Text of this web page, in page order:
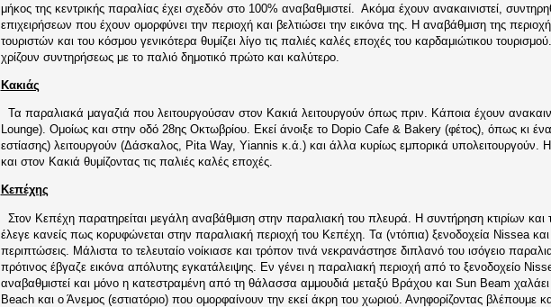
μήκος της κεντρικής παραλίας έχει σχεδόν στο 100% αναβαθμιστεί. Ακόμα έχουν ανακαινιστεί,
επιχειρήσεων που έχουν ομορφύνει την περιοχή και βελτιώσει την εικόνα της. Η αναβάθμιση της
τουριστών και του κόσμου γενικότερα θυμίζει λίγο τις παλιές καλές εποχές του καρδαμιώτικου
χρίζουν συντηρήσεως με το παλιό δημοτικό πρώτο και καλύτερο.
Κακιάς
Τα παραλιακά μαγαζιά που λειτουργούσαν στον Κακιά λειτουργούν όπως πριν. Κάποια έχουν
Lounge). Ομοίως και στην οδό 28ης Οκτωβρίου. Εκεί άνοιξε το Dopio Cafe & Bakery (φέτος), όπως κι
εστίασης) λειτουργούν (Δάσκαλος, Pita Way, Yiannis κ.ά.) και άλλα κυρίως εμπορικά υπολειτουργούν.
και στον Κακιά θυμίζοντας τις παλιές καλές εποχές.
Κεπέχης
Στον Κεπέχη παρατηρείται μεγάλη αναβάθμιση στην παραλιακή του πλευρά. Η συντήρηση κτιρίων
έλεγε κανείς πως κορυφώνεται στην παραλιακή περιοχή του Κεπέχη. Τα (ντόπια) ξενοδοχεία Nissea
περιπτώσεις. Μάλιστα το τελευταίο νοίκιασε και τρόπον τινά νεκρανάστησε διπλανό του ισόγειο
πρότινος έβγαζε εικόνα απόλυτης εγκατάλειψης. Εν γένει η παραλιακή περιοχή από το ξενοδοχείο
αναβαθμιστεί και μόνο η κατεστραμένη από τη θάλασσα αμμουδιά μεταξύ Βράχου και Sun Beam
Beach και ο Άνεμος (εστιατόριο) που ομορφαίνουν την εκεί άκρη του χωριού. Ανηφορίζοντας